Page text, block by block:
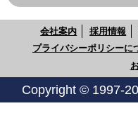
会社案内 採用情報
プライバシーポリシーに
Copyright © 1997-